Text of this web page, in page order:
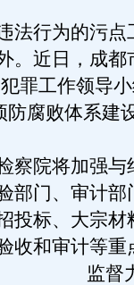
行为的污点
。近日，成都
罪工作领导
防腐败体系建
院将加强与
部门、审计部
投标、大宗材
收和审计等重
监督